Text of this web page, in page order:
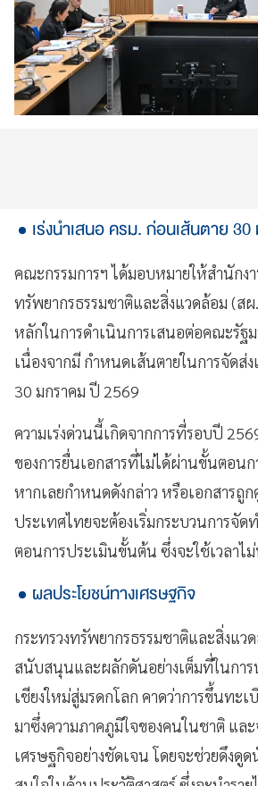
เร่งนำเสนอ ครม. ก่อนเส้นตาย
คณะกรรมการฯ ได้มอบหมายให้สำนัก
ทรัพยากรธรรมชาติและสิ่งแวดล้อม (ส
หลักในการดำเนินการเสนอต่อคณะรัฐ
เนื่องจากมี กำหนดเส้นตายในการจัดส่
30 มกราคม ปี 2569
ความเร่งด่วนนี้เกิดจากการที่รอบปี
ของการยื่นเอกสารที่ไม่ได้ผ่านขั้นตอน
หากเลยกำหนดดังกล่าว หรือเอกสารถู
ประเทศไทยจะต้องเริ่มกระบวนการจัด
ตอนการประเมินขั้นต้น ซึ่งจะใช้เวลาไ
ผลประโยชน์ทางเศรษฐกิจ
กระทรวงทรัพยากรธรรมชาติและสิ่งแว
สนับสนุนและผลักดันอย่างเต็มที่ในการ
เชียงใหม่สู่มรดกโลก คาดว่าการขึ้นทะ
มาซึ่งความภาคภูมิใจของคนในชาติ แล
เศรษฐกิจอย่างชัดเจน โดยจะช่วยดึงดู